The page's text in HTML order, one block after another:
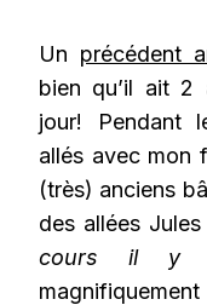
Un précédent
bien qu’il ait 2
jour! Pendant
allés avec mon
(très) anciens
des allées Jules
cours il y a
magnifiquement